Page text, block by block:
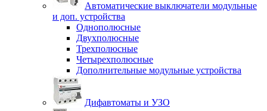
Автоматические выключатели модульные
и доп. устройства
Однополюсные
Двухполюсные
Трехполюсные
Четырехполюсные
Дополнительные модульные устройства
Дифавтоматы и УЗО